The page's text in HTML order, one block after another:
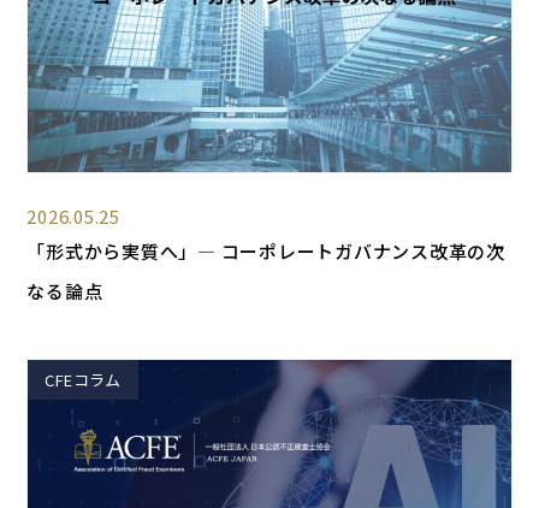
2026.05.25
「形式から実質へ」― コーポレートガバナンス改革の次
なる論点
CFEコラム